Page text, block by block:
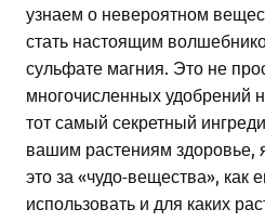
узнаем о невероятном
стать настоящим
сульфате магния. Это не
многочисленных удобрений
тот самый секретный
вашим растениям здоровье,
это за «чудо-вещества», как
использовать и для каких